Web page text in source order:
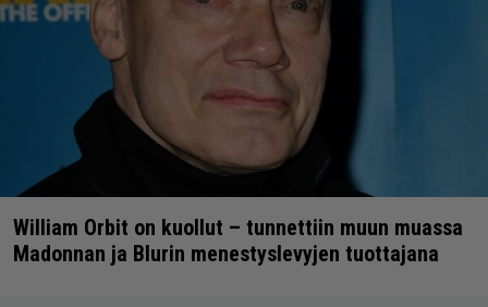
William Orbit on kuollut – tunnettiin muun muassa
Madonnan ja Blurin menestyslevyjen tuottajana